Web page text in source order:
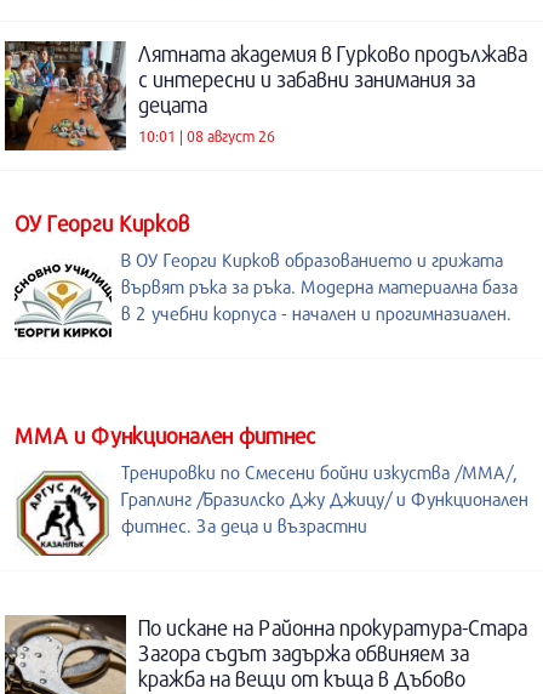
Лятната академия в Гурково продължава
с интересни и забавни занимания за
децата
10:01 | 08 август 26
ОУ Георги Кирков
В ОУ Георги Кирков образованието и грижата
вървят ръка за ръка. Модерна материална база
в 2 учебни корпуса - начален и прогимназиален.
ММА и Функционален фитнес
Тренировки по Смесени бойни изкуства /MMA/,
Граплинг /Бразилско Джу Джицу/ и Функционален
фитнес. За деца и възрастни
По искане на Районна прокуратура-Стара
Загора съдът задържа обвиняем за
кражба на вещи от къща в Дъбово